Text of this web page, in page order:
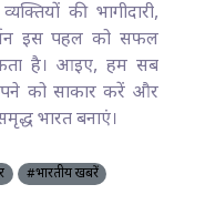
की भागीदारी,
इस पहल को सफल
है। आइए, हम सब
को साकार करें और
भारत बनाएं।
#भारतीय खबरें